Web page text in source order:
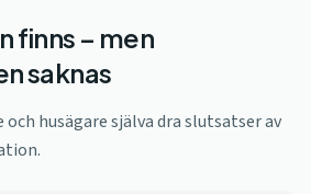
finns – men
saknas
husägare själva dra slutsatser av